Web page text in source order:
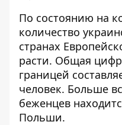
По состоянию на
количество
странах
расти. Общая
границей
человек. Больше
беженцев
Польши.